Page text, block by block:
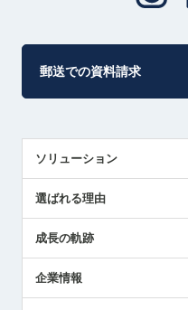
郵送での資料請求
ソリューション
解決策提案
選ばれる理由
成長の軌跡
企業情報